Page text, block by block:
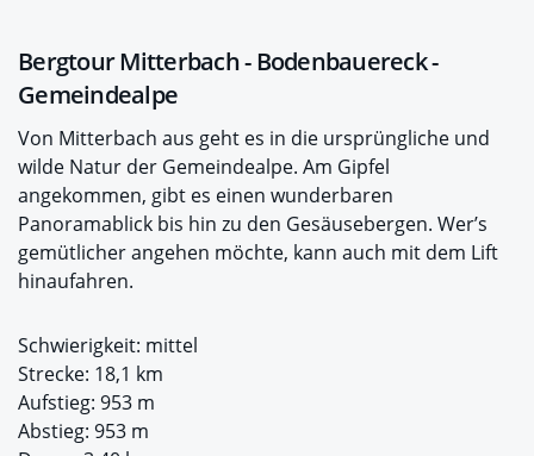
Bergtour Mitterbach - Bodenbauereck -
Gemeindealpe
Von Mitterbach aus geht es in die ursprüngliche und
wilde Natur der Gemeindealpe. Am Gipfel
angekommen, gibt es einen wunderbaren
Panoramablick bis hin zu den Gesäusebergen. Wer’s
gemütlicher angehen möchte, kann auch mit dem Lift
hinaufahren.
Schwierigkeit: mittel
Strecke: 18,1 km
Aufstieg: 953 m
Abstieg: 953 m